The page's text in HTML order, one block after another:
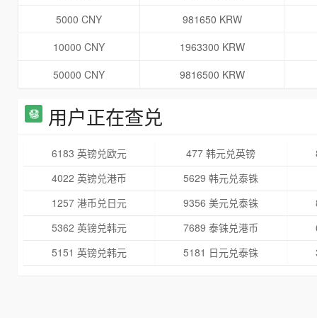
5000 CNY
981650 KRW
10000 CNY
1963300 KRW
50000 CNY
9816500 KRW
用户正在查兑
6183 英镑兑欧元 477 韩元兑英镑
4022 英镑兑港币
5629 韩元兑泰铢
1257 港币兑日元
9356 美元兑泰铢
5362 英镑兑韩元
7689 泰铢兑港币
5151 英镑兑韩元
5181 日元兑泰铢